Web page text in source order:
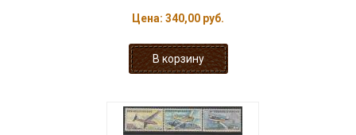
Цена: 340,00 руб.